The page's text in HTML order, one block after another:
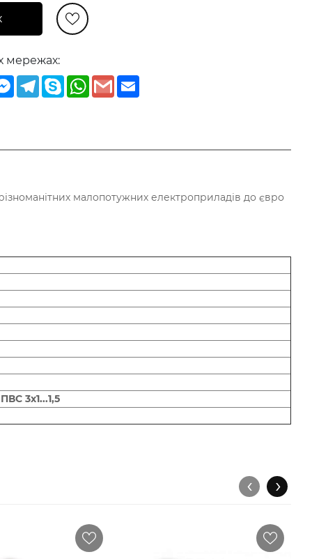
мережах:
Messenger
Telegram
SkypeWhatsApp
Gmail
малопотужних електроприладів до євро
3х1...1,5
‹ ›